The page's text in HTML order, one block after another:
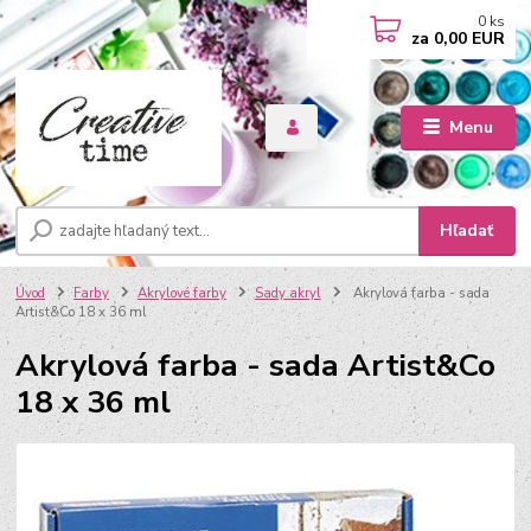
Menu
Hľadať
0 ks
za 0,00 EUR
Úvod Farby Akrylové farby Sady akryl
Akrylová farba - sada
Artist&Co 18 x 36 ml
Akrylová farba - sada Artist&Co
18 x 36 ml